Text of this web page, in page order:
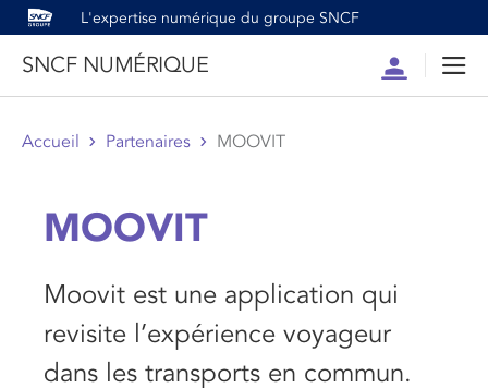
L'expertise numérique du groupe SNCF
SNCF NUMÉRIQUE
Compte
Accueil Partenaires MOOVIT
MOOVIT
Moovit est une application qui
revisite l’expérience voyageur
dans les transports en commun.